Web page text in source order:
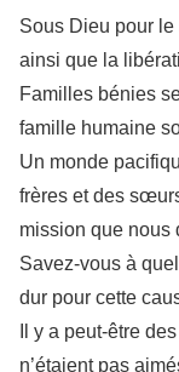
Sous Dieu pour le
ainsi que la
Familles bénies
famille humaine
Un monde
frères et des
mission que nous
Savez-vous à
dur pour cette
Il y a peut-être
n’étaient pas